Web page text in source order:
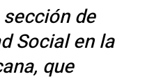
de
Social en la
que